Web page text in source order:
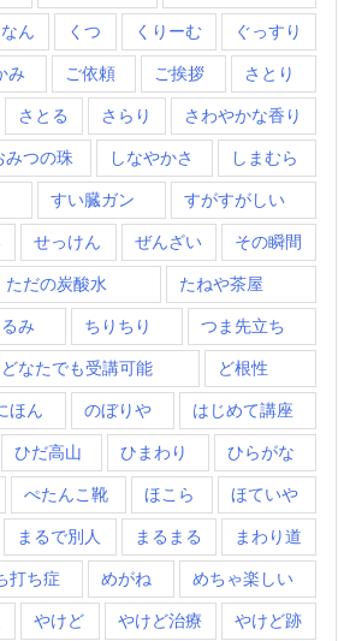
ん くつ くりーむ ぐっすり
み ご依頼 ご挨拶 さとり
さとる さらり さわやかな香り
みつの珠 しなやかさ しまむら
すい臓ガン すがすがしい
せっけん ぜんざい その瞬間
ただの炭酸水 たねや茶屋
み ちりちり つま先立ち
どなたでも受講可能 ど根性
ほん のぼりや はじめて講座
ひだ高山 ひまわり ひらがな
ぺたんこ靴 ほこら ほていや
まるで別人 まるまる まわり道
打ち症 めがね めちゃ楽しい
やけど やけど治療 やけど跡